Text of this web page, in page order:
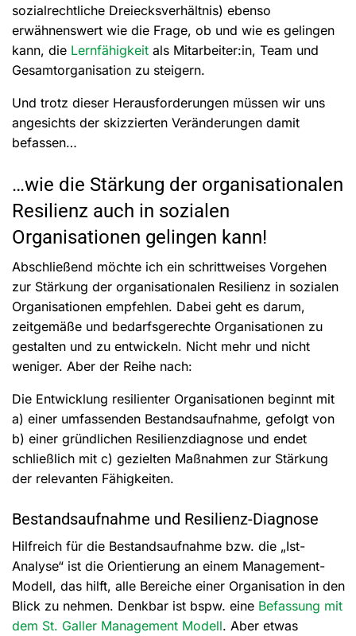
sozialrechtliche Dreiecksverhältnis) ebenso
erwähnenswert wie die Frage, ob und wie es gelingen
kann, die Lernfähigkeit als Mitarbeiter:in, Team und
Gesamtorganisation zu steigern.
Und trotz dieser Herausforderungen müssen wir uns
angesichts der skizzierten Veränderungen damit
befassen…
…wie die Stärkung der organisationalen
Resilienz auch in sozialen
Organisationen gelingen kann!
Abschließend möchte ich ein schrittweises Vorgehen
zur Stärkung der organisationalen Resilienz in sozialen
Organisationen empfehlen. Dabei geht es darum,
zeitgemäße und bedarfsgerechte Organisationen zu
gestalten und zu entwickeln. Nicht mehr und nicht
weniger. Aber der Reihe nach:
Die Entwicklung resilienter Organisationen beginnt mit
a) einer umfassenden Bestandsaufnahme, gefolgt von
b) einer gründlichen Resilienzdiagnose und endet
schließlich mit c) gezielten Maßnahmen zur Stärkung
der relevanten Fähigkeiten.
Bestandsaufnahme und Resilienz-Diagnose
Hilfreich für die Bestandsaufnahme bzw. die „Ist-
Analyse“ ist die Orientierung an einem Management-
Modell, das hilft, alle Bereiche einer Organisation in den
Blick zu nehmen. Denkbar ist bspw. eine Befassung mit
dem St. Galler Management Modell. Aber etwas